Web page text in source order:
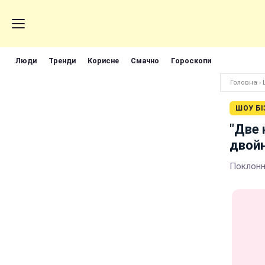
Люди Тренди Корисне Смачно Гороскопи
Головна ›
ШОУ
"Две